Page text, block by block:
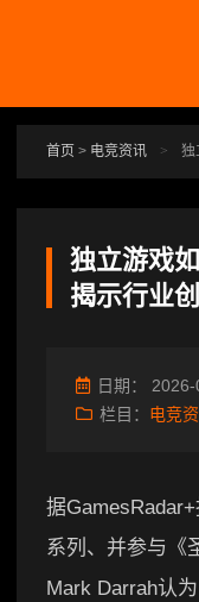
首页 > 电竞资讯 > 独
独立游戏
揭示行业
日期： 2026-
栏目： 电竞
据
系列、并参与《
Mark Darrah认